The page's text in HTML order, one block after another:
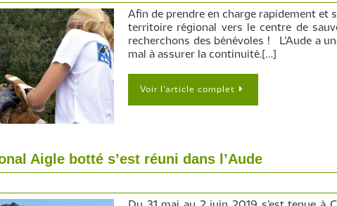
Afin de prendre en charge rapidement et
territoire régional vers le centre de
recherchons des bénévoles ! L’Aude a
mal à assurer la continuité.[…]
Voir l’article complet
Aigle botté s’est réuni dans l’Aude